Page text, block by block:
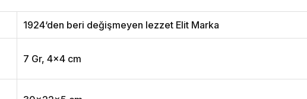
1924‘den beri değişmeyen lezzet Elit Marka
7 Gr, 4x4 cm